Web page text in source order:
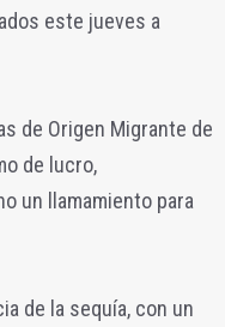
este jueves a
de Origen Migrante de
de lucro,
un llamamiento para
de la sequía, con un